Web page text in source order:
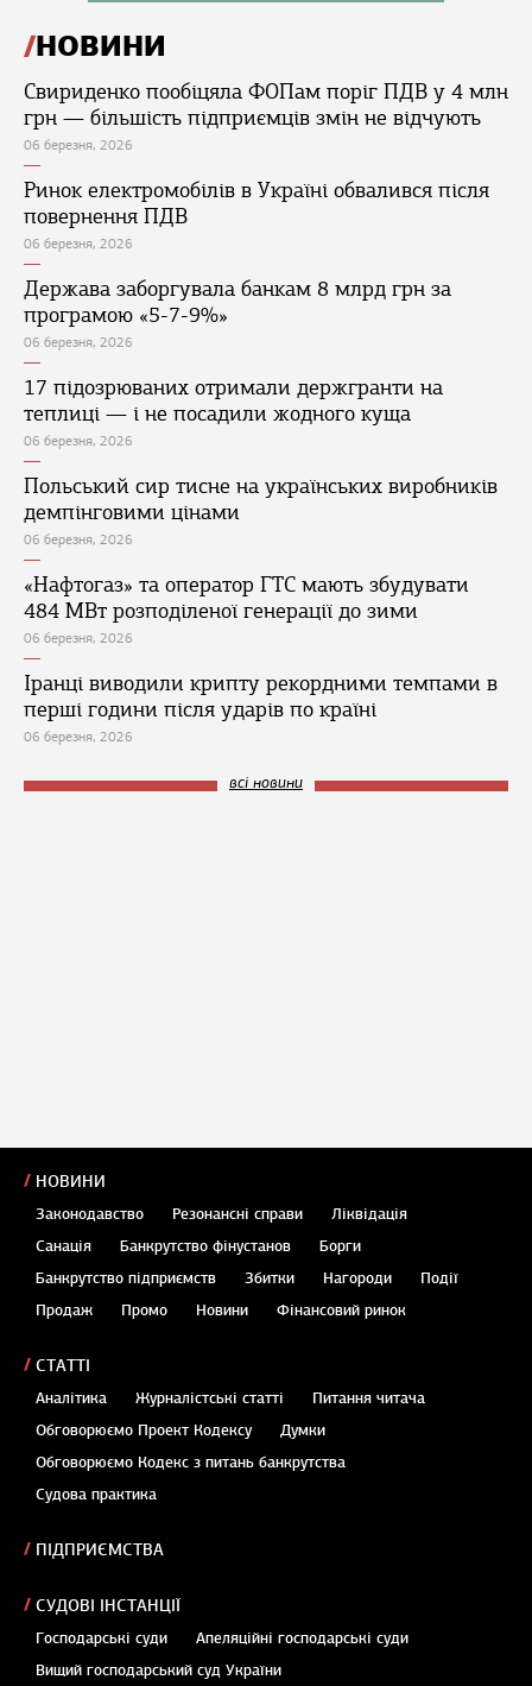
НОВИНИ
Свириденко пообіцяла ФОПам поріг ПДВ у 4 млн
грн — більшість підприємців змін не відчують
06 березня, 2026
Ринок електромобілів в Україні обвалився після
повернення ПДВ
06 березня, 2026
Держава заборгувала банкам 8 млрд грн за
програмою «5-7-9%»
06 березня, 2026
17 підозрюваних отримали держгранти на
теплиці — і не посадили жодного куща
06 березня, 2026
Польський сир тисне на українських виробників
демпінговими цінами
06 березня, 2026
«Нафтогаз» та оператор ГТС мають збудувати
484 МВт розподіленої генерації до зими
06 березня, 2026
Іранці виводили крипту рекордними темпами в
перші години після ударів по країні
06 березня, 2026
всі новини
НОВИНИ
Законодавство Резонансні справи
Ліквідація
Санація
Банкрутство фінустанов
Борги
Банкрутство підприємств
Збитки Нагороди
Події
Продаж
Промо Новини Фінансовий ринок
СТАТТІ
Аналітика Журналістські статті
Питання читача
Обговорюємо Проект Кодексу
Думки
Обговорюємо Кодекс з питань банкрутства
Судова практика
ПІДПРИЄМСТВА
СУДОВІ ІНСТАНЦІЇ
Господарські суди
Апеляційні господарські суди
Вищий господарський суд України